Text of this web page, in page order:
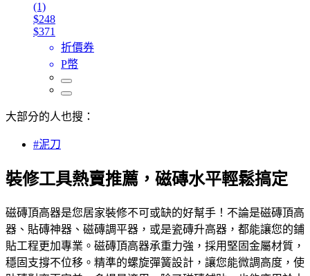
(1)
$248
$371
折價券
P幣
大部分的人也搜：
#泥刀
裝修工具熱賣推薦，磁磚水平輕鬆搞定
磁磚頂高器是您居家裝修不可或缺的好幫手！不論是磁磚頂高
器、貼磚神器、磁磚調平器，或是瓷磚升高器，都能讓您的鋪
貼工程更加專業。磁磚頂高器承重力強，採用堅固金屬材質，
穩固支撐不位移。精準的螺旋彈簧設計，讓您能微調高度，使